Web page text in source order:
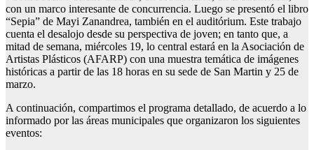
con un marco interesante de concurrencia. Luego se presentó el libro
“Sepia” de Mayi Zanandrea, también en el auditórium. Este trabajo
cuenta el desalojo desde su perspectiva de joven; en tanto que, a
mitad de semana, miércoles 19, lo central estará en la Asociación de
Artistas Plásticos (AFARP) con una muestra temática de imágenes
históricas a partir de las 18 horas en su sede de San Martin y 25 de
marzo.
A continuación, compartimos el programa detallado, de acuerdo a lo
informado por las áreas municipales que organizaron los siguientes
eventos: